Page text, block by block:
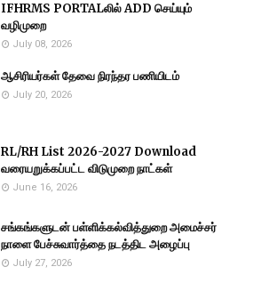
IFHRMS PORTALலில் ADD செய்யும்
வழிமுறை
July 08, 2026
ஆசிரியர்கள் தேவை நிரந்தர பணியிடம்
July 20, 2026
RL/RH List 2026-2027 Download
வரையறுக்கப்பட்ட விடுமுறை நாட்கள்
June 16, 2026
சங்கங்களுடன் பள்ளிக்கல்வித்துறை அமைச்சர்
நாளை பேச்சுவார்த்தை நடத்திட அழைப்பு
July 27, 2026